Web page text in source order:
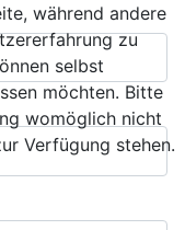
während andere
zu
selbst
möchten. Bitte
womöglich nicht
Verfügung stehen.